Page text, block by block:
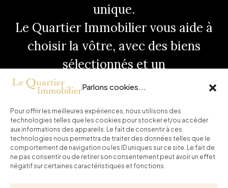
Parlons cookies...
Pour offrir les meilleures expériences, nous utilisons des
technologies telles que les cookies pour stocker et/ou accéder
aux informations des appareils. Le fait de consentir à ces
technologies nous permettra de traiter des données telles que le
comportement de navigation ou les ID uniques sur ce site. Le fait de
ne pas consentir ou de retirer son consentement peut avoir un effet
négatif sur certaines caractéristiques et fonctions.
unique.
Le Quartier Immobilier vous aide à
choisir la vôtre, avec des biens
sélectionnés et un
accompagnement de confiance.
ici.
Accueil Acheter
Actualités
Contact